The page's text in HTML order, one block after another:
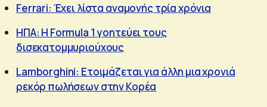
Ferrari: Έχει λίστα αναμονής τρία χρόνια
ΗΠΑ: Η Formula 1 γοητεύει τους
δισεκατομμυριούχους
Lamborghini: Ετοιμάζεται για άλλη μια χρονιά
ρεκόρ πωλήσεων στην Κορέα